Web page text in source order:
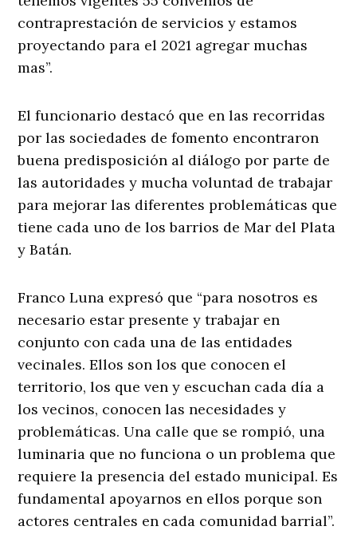
contraprestación de servicios y estamos
proyectando para el 2021 agregar muchas
mas”.
El funcionario destacó que en las recorridas
por las sociedades de fomento encontraron
buena predisposición al diálogo por parte de
las autoridades y mucha voluntad de trabajar
para mejorar las diferentes problemáticas que
tiene cada uno de los barrios de Mar del Plata
y Batán.
Franco Luna expresó que “para nosotros es
necesario estar presente y trabajar en
conjunto con cada una de las entidades
vecinales. Ellos son los que conocen el
territorio, los que ven y escuchan cada día a
los vecinos, conocen las necesidades y
problemáticas. Una calle que se rompió, una
luminaria que no funciona o un problema que
requiere la presencia del estado municipal. Es
fundamental apoyarnos en ellos porque son
actores centrales en cada comunidad barrial”.